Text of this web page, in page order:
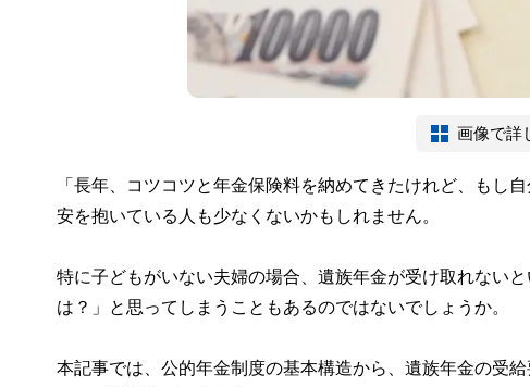
画像で詳
「長年、コツコツと年金保険料を納めてきたけれど、もし
安を抱いている人も少なくないかもしれません。
特に子どもがいない夫婦の場合、遺族年金が受け取れない
は？」と思ってしまうこともあるのではないでしょうか。
本記事では、公的年金制度の基本構造から、遺族年金の受